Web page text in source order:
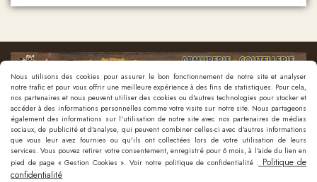
Nous contacter
Nous utilisons des cookies pour assurer le bon fonctionnement de notre site et analyser
notre trafic et pour vous offrir une meilleure expérience à des fins de statistiques. Pour cela,
nos partenaires et nous peuvent utiliser des cookies ou d'autres technologies pour stocker et
accéder à des informations personnelles comme votre visite sur notre site. Nous partageons
également des informations sur l'utilisation de notre site avec nos partenaires de médias
sociaux, de publicité et d'analyse, qui peuvent combiner celles-ci avec d'autres informations
que vous leur avez fournies ou qu'ils ont collectées lors de votre utilisation de leurs
services. Vous pouvez retirer votre consentement, enregistré pour 6 mois, à l'aide du lien en
pied de page « Gestion Cookies ». Voir notre politique de confidentialité : Politique de
confidentialité